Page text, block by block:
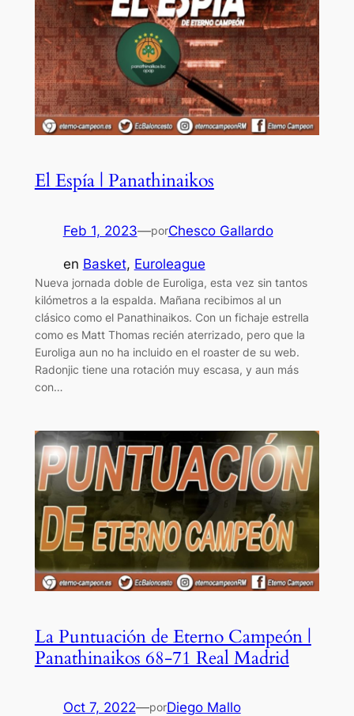
El Espía | Panathinaikos
Feb 1, 2023—porChesco Gallardo
en Basket, Euroleague
Nueva jornada doble de Euroliga, esta vez sin tantos
kilómetros a la espalda. Mañana recibimos al un
clásico como el Panathinaikos. Con un fichaje estrella
como es Matt Thomas recién aterrizado, pero que la
Euroliga aun no ha incluido en el roaster de su web.
Radonjic tiene una rotación muy escasa, y aun más
con…
La Puntuación de Eterno Campeón |
Panathinaikos 68-71 Real Madrid
Oct 7, 2022—porDiego Mallo